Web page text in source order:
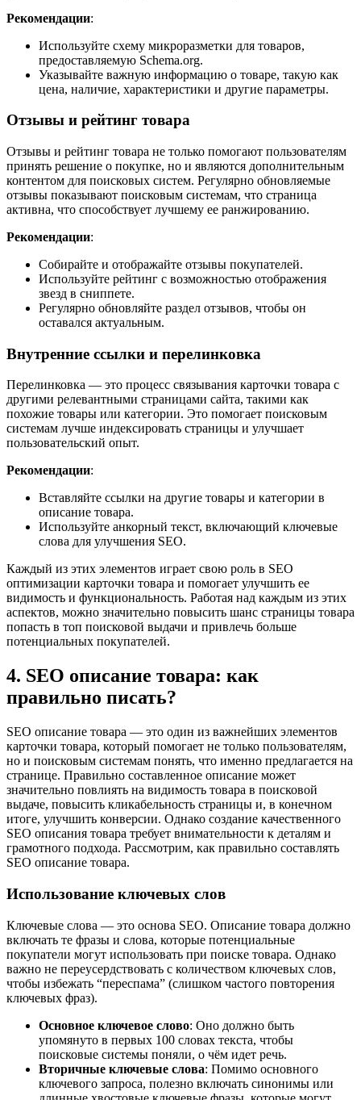
Рекомендации:
Используйте схему микроразметки для товаров,
предоставляемую Schema.org.
Указывайте важную информацию о товаре, такую как
цена, наличие, характеристики и другие параметры.
Отзывы и рейтинг товара
Отзывы и рейтинг товара не только помогают пользователям
принять решение о покупке, но и являются дополнительным
контентом для поисковых систем. Регулярно обновляемые
отзывы показывают поисковым системам, что страница
активна, что способствует лучшему ее ранжированию.
Рекомендации:
Собирайте и отображайте отзывы покупателей.
Используйте рейтинг с возможностью отображения
звезд в сниппете.
Регулярно обновляйте раздел отзывов, чтобы он
оставался актуальным.
Внутренние ссылки и перелинковка
Перелинковка — это процесс связывания карточки товара с
другими релевантными страницами сайта, такими как
похожие товары или категории. Это помогает поисковым
системам лучше индексировать страницы и улучшает
пользовательский опыт.
Рекомендации:
Вставляйте ссылки на другие товары и категории в
описание товара.
Используйте анкорный текст, включающий ключевые
слова для улучшения SEO.
Каждый из этих элементов играет свою роль в SEO
оптимизации карточки товара и помогает улучшить ее
видимость и функциональность. Работая над каждым из этих
аспектов, можно значительно повысить шанс страницы товара
попасть в топ поисковой выдачи и привлечь больше
потенциальных покупателей.
4. SEO описание товара: как
правильно писать?
SEO описание товара — это один из важнейших элементов
карточки товара, который помогает не только пользователям,
но и поисковым системам понять, что именно предлагается на
странице. Правильно составленное описание может
значительно повлиять на видимость товара в поисковой
выдаче, повысить кликабельность страницы и, в конечном
итоге, улучшить конверсии. Однако создание качественного
SEO описания товара требует внимательности к деталям и
грамотного подхода. Рассмотрим, как правильно составлять
SEO описание товара.
Использование ключевых слов
Ключевые слова — это основа SEO. Описание товара должно
включать те фразы и слова, которые потенциальные
покупатели могут использовать при поиске товара. Однако
важно не переусердствовать с количеством ключевых слов,
чтобы избежать “переспама” (слишком частого повторения
ключевых фраз).
Основное ключевое слово: Оно должно быть
упомянуто в первых 100 словах текста, чтобы
поисковые системы поняли, о чём идет речь.
Вторичные ключевые слова: Помимо основного
ключевого запроса, полезно включать синонимы или